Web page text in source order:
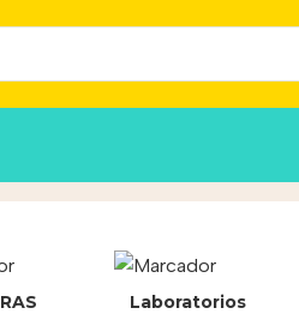
Laboratorios